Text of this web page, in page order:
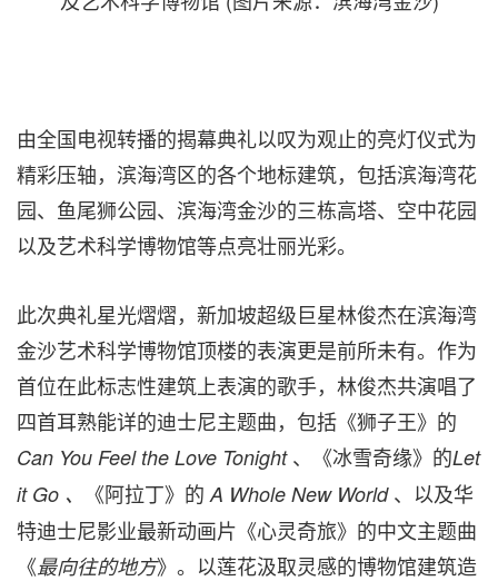
由全国电视转播的揭幕典礼以叹为观止的亮灯仪式为
精彩压轴，滨海湾区的各个地标建筑，包括滨海湾花
园、鱼尾狮公园、滨海湾金沙的三栋高塔、空中花园
以及艺术科学博物馆等点亮壮丽光彩。
此次典礼星光熠熠，新加坡超级巨星林俊杰在滨海湾
金沙艺术科学博物馆顶楼的表演更是前所未有。作为
首位在此标志性建筑上表演的歌手，林俊杰共演唱了
四首耳熟能详的迪士尼主题曲，包括《狮子王》的
Can You Feel the Love Tonight、《冰雪奇缘》的Let
it Go 、
《阿拉丁》的 A Whole New World 、以及华
特迪士尼影业最新动画片《心灵奇旅》的中文主题曲
《最向往的地方》。以莲花汲取灵感的博物馆建筑造